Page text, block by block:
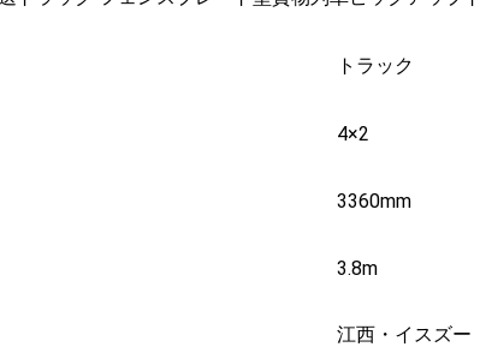
トラック
4×2
3360mm
3.8m
江西・イスズー